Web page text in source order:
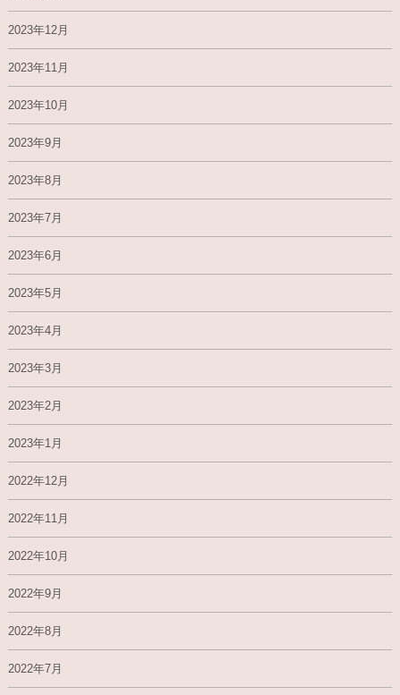
2023年12月
2023年11月
2023年10月
2023年9月
2023年8月
2023年7月
2023年6月
2023年5月
2023年4月
2023年3月
2023年2月
2023年1月
2022年12月
2022年11月
2022年10月
2022年9月
2022年8月
2022年7月